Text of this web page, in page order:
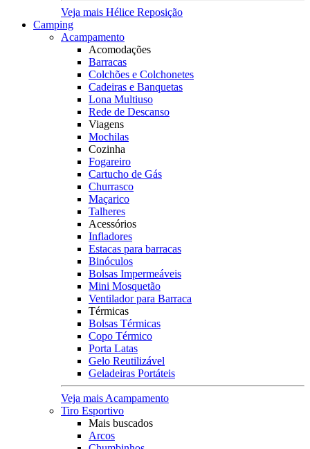
Veja mais Hélice Reposição
Camping
Acampamento
Acomodações
Barracas
Colchões e Colchonetes
Cadeiras e Banquetas
Lona Multiuso
Rede de Descanso
Viagens
Mochilas
Cozinha
Fogareiro
Cartucho de Gás
Churrasco
Maçarico
Talheres
Acessórios
Infladores
Estacas para barracas
Binóculos
Bolsas Impermeáveis
Mini Mosquetão
Ventilador para Barraca
Térmicas
Bolsas Térmicas
Copo Térmico
Porta Latas
Gelo Reutilizável
Geladeiras Portáteis
Veja mais Acampamento
Tiro Esportivo
Mais buscados
Arcos